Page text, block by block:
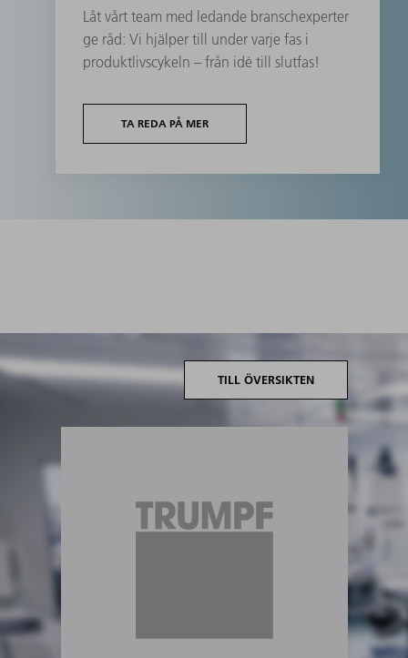
Låt vårt team med ledande branschexperter
ge råd: Vi hjälper till under varje fas i
produktlivscykeln – från idé till slutfas!
TA REDA PÅ MER
TILL ÖVERSIKTEN